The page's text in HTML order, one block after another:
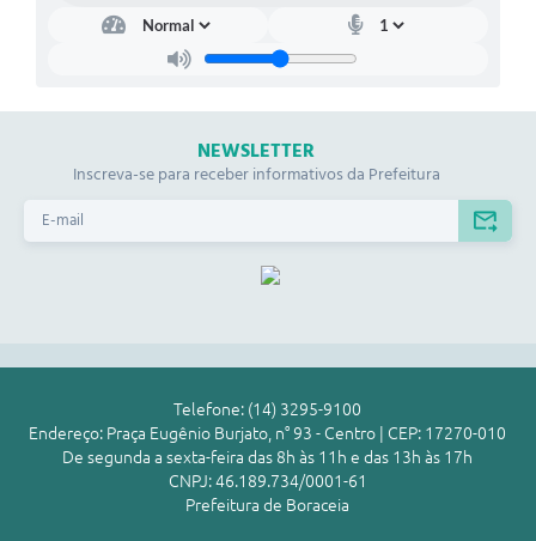
NEWSLETTER
Inscreva-se para receber informativos da Prefeitura
Telefone: (14) 3295-9100
Endereço: Praça Eugênio Burjato, n° 93 - Centro | CEP: 17270-010
De segunda a sexta-feira das 8h às 11h e das 13h às 17h
CNPJ: 46.189.734/0001-61
Prefeitura de Boraceia